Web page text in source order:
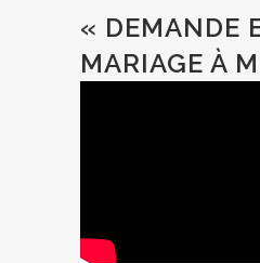
« DEMANDE
MARIAGE À